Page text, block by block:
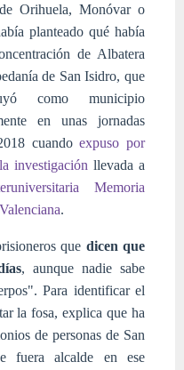
Orihuela, Monóvar o
planteado qué había
de Albatera
de San Isidro, que
como municipio
en unas jornadas
cuandoexpuso por
investigación llevada a
Memoria
.
que dicen que
, aunque nadie sabe
Para identificar el
la fosa, explica que ha
de personas de San
fuera alcalde en ese